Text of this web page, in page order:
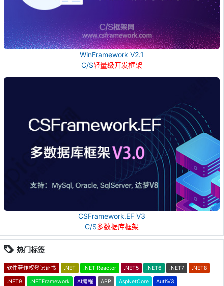
WinFramework V2.1
C/S轻量级开发框架
CSFramework.EF V3
C/S多数据库框架
热门标签
软件著作权登记证书 .NET .NET Reactor .NET5 .NET6 .NET7 .NET8
.NET9 .NETFramework AI编程 APP AspNetCore AuthV3